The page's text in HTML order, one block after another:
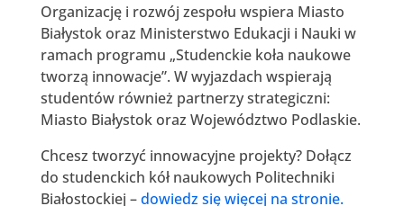
Organizację i rozwój zespołu wspiera Miasto
Białystok oraz Ministerstwo Edukacji i Nauki w
ramach programu „Studenckie koła naukowe
tworzą innowacje”. W wyjazdach wspierają
studentów również partnerzy strategiczni:
Miasto Białystok oraz Województwo Podlaskie.
Chcesz tworzyć innowacyjne projekty? Dołącz
do studenckich kół naukowych Politechniki
Białostockiej –dowiedz się więcej na stronie.